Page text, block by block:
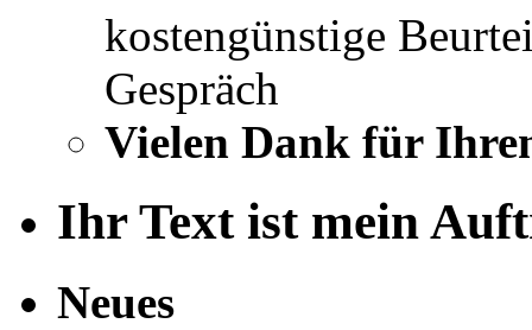
kostengünstige
Gespräch
Vielen Dank für
Ihr Text ist mein
Neues